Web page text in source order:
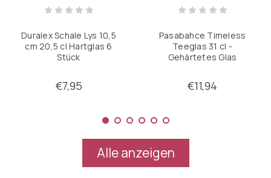
Duralex Schale Lys 10,5
cm 20,5 cl Hartglas 6
Stück
€7,95
Pasabahce Timeless
Teeglas 31 cl -
Gehärtetes Glas
€11,94
Alle anzeigen